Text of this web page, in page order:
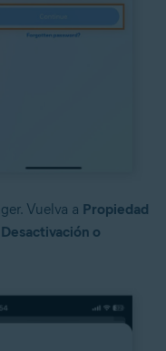
Vuelva a Propiedad
Desactivación o